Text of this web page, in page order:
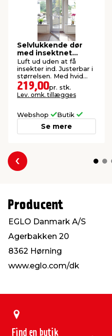
Selvlukkende dør
med insektnet
210x100 cm
Luft ud uden at få
insekter ind. Justerbar i
størrelsen. Med hvid
aluramme.
219,00pr. stk.
Lev. omk. tillægges
Webshop Butik
Se mere
Forrige
Producent
EGLO Danmark A/S
Agerbakken 20
8362 Hørning
www.eglo.com/dk
Find en butik